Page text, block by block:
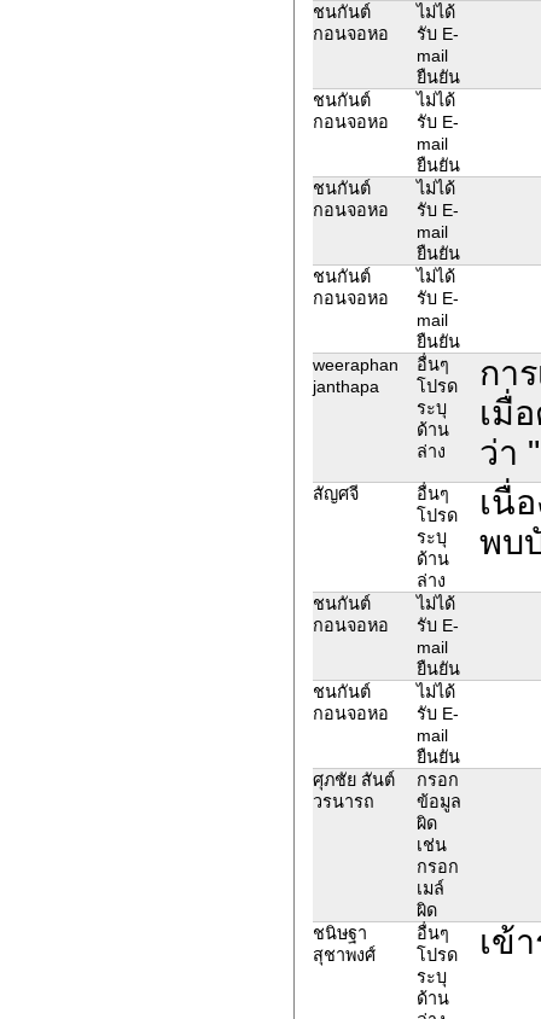
ชนกันต์
กอนจอหอ
ไม่ได้
รับ E-
mail
ยืนยัน
ชนกันต์
กอนจอหอ
ไม่ได้
รับ E-
mail
ยืนยัน
ชนกันต์
กอนจอหอ
ไม่ได้
รับ E-
mail
ยืนยัน
ชนกันต์
กอนจอหอ
ไม่ได้
รับ E-
mail
ยืนยัน
weeraphan
janthapa
อื่นๆ
โปรด
ระบุ
ด้าน
ล่าง
กา
เมื่
ว่า
สัญศจี
อื่นๆ
โปรด
ระบุ
ด้าน
ล่าง
เนื่
พบ
ชนกันต์
กอนจอหอ
ไม่ได้
รับ E-
mail
ยืนยัน
ชนกันต์
กอนจอหอ
ไม่ได้
รับ E-
mail
ยืนยัน
ศุภชัย สันต์
วรนารถ
กรอก
ข้อมูล
ผิด
เช่น
กรอก
เมล์
ผิด
ชนิษฐา
สุชาพงศ์
อื่นๆ
โปรด
ระบุ
ด้าน
เข้